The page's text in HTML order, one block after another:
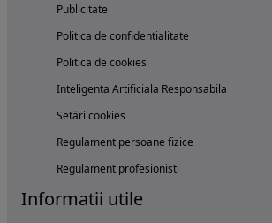
Publicitate
Politica de confidentialitate
Politica de cookies
Inteligenta Artificiala Responsabila
Setări cookies
Regulament persoane fizice
Regulament profesionisti
Informatii utile